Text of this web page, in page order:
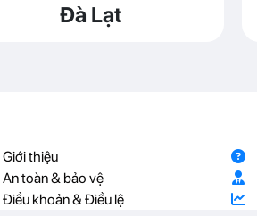
Đà Lạt
Giới thiệu
An toàn & bảo vệ
Điều khoản & Điều lệ